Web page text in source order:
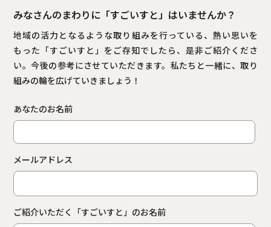
みなさんのまわりに「すごいすと」はいませんか？
地域の活力となるような取り組みを行っている、熱い思いを
もった「すごいすと」をご存知でしたら、是非ご紹介くださ
い。今後の参考にさせていただきます。 私たちと一緒に、取り
組みの輪を広げていきましょう！
あなたのお名前
メールアドレス
ご紹介いただく「すごいすと」のお名前